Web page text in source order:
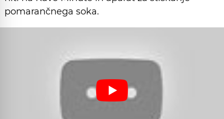
pomarančnega soka.